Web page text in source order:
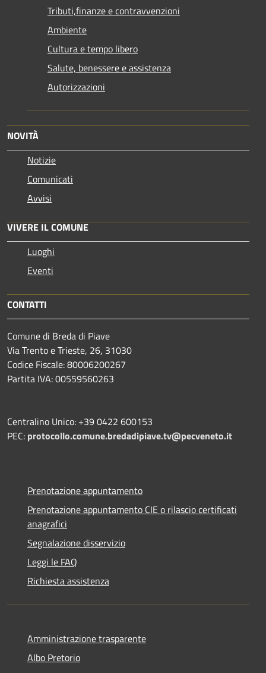
Tributi,finanze e contravvenzioni
Ambiente
Cultura e tempo libero
Salute, benessere e assistenza
Autorizzazioni
NOVITÀ
Notizie
Comunicati
Avvisi
VIVERE IL COMUNE
Luoghi
Eventi
CONTATTI
Comune di Breda di Piave
Via Trento e Trieste, 26, 31030
Codice Fiscale: 80006200267
Partita IVA: 00559560263
Centralino Unico: +39 0422 600153
PEC: protocollo.comune.bredadipiave.tv@pecveneto.it
Prenotazione appuntamento
Prenotazione appuntamento CIE o rilascio certificati
anagrafici
Segnalazione disservizio
Leggi le FAQ
Richiesta assistenza
Amministrazione trasparente
Albo Pretorio